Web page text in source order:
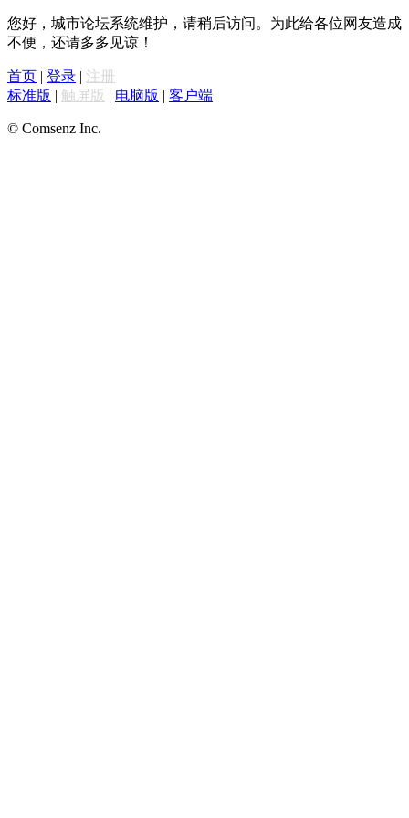
您好，城市论坛系统维护，请稍后访问。为此给各位网友造成
不便，还请多多见谅！
首页 | 登录 | 注册
标准版 | 触屏版 | 电脑版 | 客户端
© Comsenz Inc.